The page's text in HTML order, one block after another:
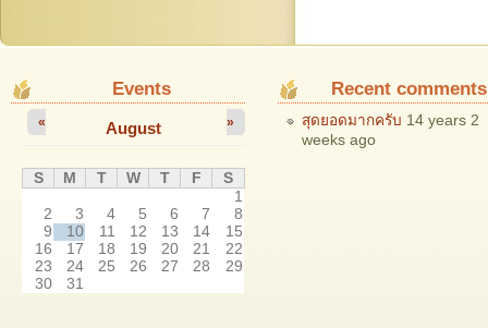
Events
August
« »
S M T W T F
S
1
2
3 4 5 6 7
8
9
10 11 12 13 14
15
16
17 18 19 20 21
22
23
24 25 26 27 28
29
30
31
Recent comments
สุดยอดมากครับ 14 years 2
weeks ago